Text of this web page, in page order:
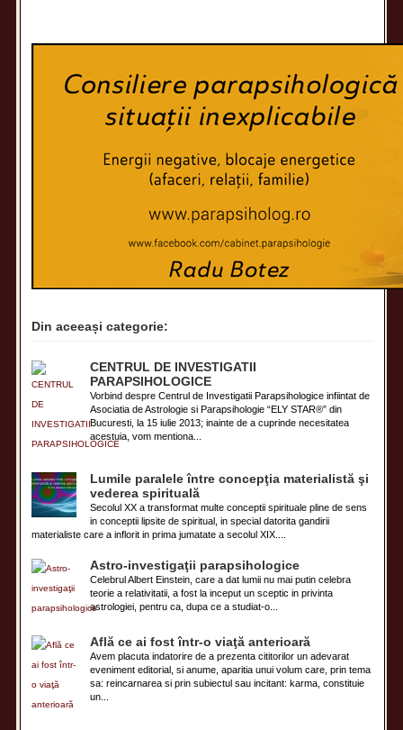
Din aceeași categorie:
CENTRUL DE INVESTIGATII
PARAPSIHOLOGICE
Vorbind despre Centrul de Investigatii Parapsihologice infiintat de
Asociatia de Astrologie si Parapsihologie “ELY STAR®” din
Bucuresti, la 15 iulie 2013; inainte de a cuprinde necesitatea
acestuia, vom mentiona...
Lumile paralele între concepţia materialistă şi
vederea spirituală
Secolul XX a transformat multe conceptii spirituale pline de sens
in conceptii lipsite de spiritual, in special datorita gandirii
materialiste care a inflorit in prima jumatate a secolul XIX....
Astro-investigaţii parapsihologice
Celebrul Albert Einstein, care a dat lumii nu mai putin celebra
teorie a relativitatii, a fost la inceput un sceptic in privinta
astrologiei, pentru ca, dupa ce a studiat-o...
Află ce ai fost într-o viaţă anterioară
Avem placuta indatorire de a prezenta cititorilor un adevarat
eveniment editorial, si anume, aparitia unui volum care, prin tema
sa: reincarnarea si prin subiectul sau incitant: karma, constituie
un...